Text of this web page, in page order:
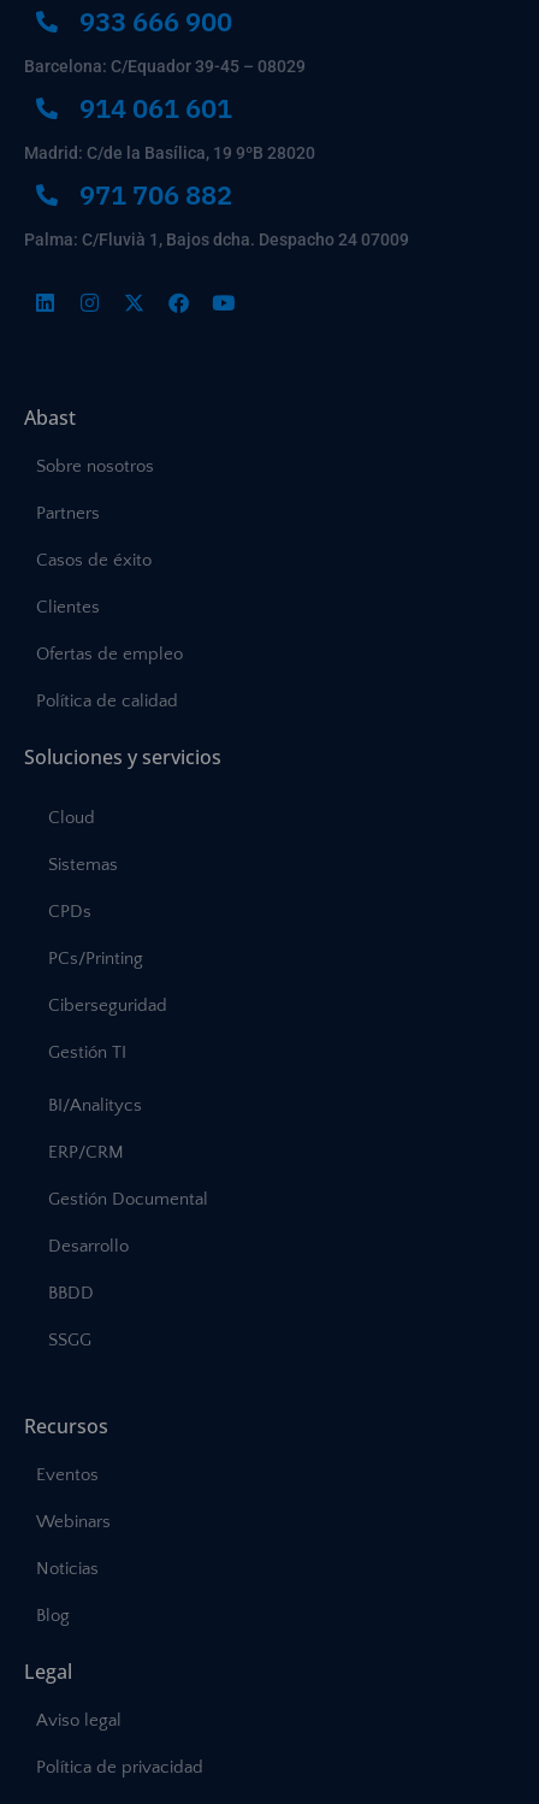
933 666 900
Barcelona: C/Equador 39-45 – 08029
914 061 601
Madrid: C/de la Basílica, 19 9ºB 28020
971 706 882
Palma: C/Fluvià 1, Bajos dcha. Despacho 24 07009
Abast
Sobre nosotros
Partners
Casos de éxito
Clientes
Ofertas de empleo
Política de calidad
Soluciones y servicios
Cloud
Sistemas
CPDs
PCs/Printing
Ciberseguridad
Gestión TI
BI/Analitycs
ERP/CRM
Gestión Documental
Desarrollo
BBDD
SSGG
Recursos
Eventos
Webinars
Noticias
Blog
Legal
Aviso legal
Política de privacidad